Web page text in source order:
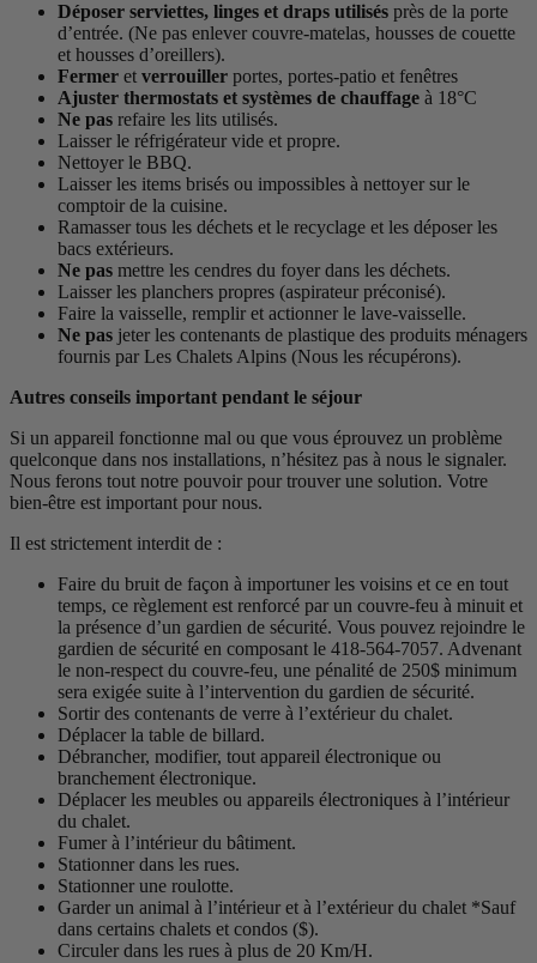
Déposer serviettes, linges et draps utilisés près de la porte
d’entrée. (Ne pas enlever couvre-matelas, housses de couette
et housses d’oreillers).
Fermer et verrouiller portes, portes-patio et fenêtres
Ajuster thermostats et systèmes de chauffage à 18°C
Ne pas refaire les lits utilisés.
Laisser le réfrigérateur vide et propre.
Nettoyer le BBQ.
Laisser les items brisés ou impossibles à nettoyer sur le
comptoir de la cuisine.
Ramasser tous les déchets et le recyclage et les déposer les
bacs extérieurs.
Ne pas mettre les cendres du foyer dans les déchets.
Laisser les planchers propres (aspirateur préconisé).
Faire la vaisselle, remplir et actionner le lave-vaisselle.
Ne pas jeter les contenants de plastique des produits ménagers
fournis par Les Chalets Alpins (Nous les récupérons).
Autres conseils important pendant le séjour
Si un appareil fonctionne mal ou que vous éprouvez un problème
quelconque dans nos installations, n’hésitez pas à nous le signaler.
Nous ferons tout notre pouvoir pour trouver une solution. Votre
bien-être est important pour nous.
Il est strictement interdit de :
Faire du bruit de façon à importuner les voisins et ce en tout
temps, ce règlement est renforcé par un couvre-feu à minuit et
la présence d’un gardien de sécurité. Vous pouvez rejoindre le
gardien de sécurité en composant le 418-564-7057. Advenant
le non-respect du couvre-feu, une pénalité de 250$ minimum
sera exigée suite à l’intervention du gardien de sécurité.
Sortir des contenants de verre à l’extérieur du chalet.
Déplacer la table de billard.
Débrancher, modifier, tout appareil électronique ou
branchement électronique.
Déplacer les meubles ou appareils électroniques à l’intérieur
du chalet.
Fumer à l’intérieur du bâtiment.
Stationner dans les rues.
Stationner une roulotte.
Garder un animal à l’intérieur et à l’extérieur du chalet *Sauf
dans certains chalets et condos ($).
Circuler dans les rues à plus de 20 Km/H.